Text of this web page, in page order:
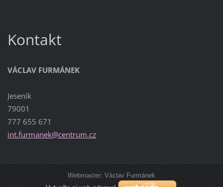
Kontakt
VÁCLAV FURMÁNEK
Jeseník
79001
777 655 671
int.furmanek@centrum.cz
Webmaster: Václav Furmánek